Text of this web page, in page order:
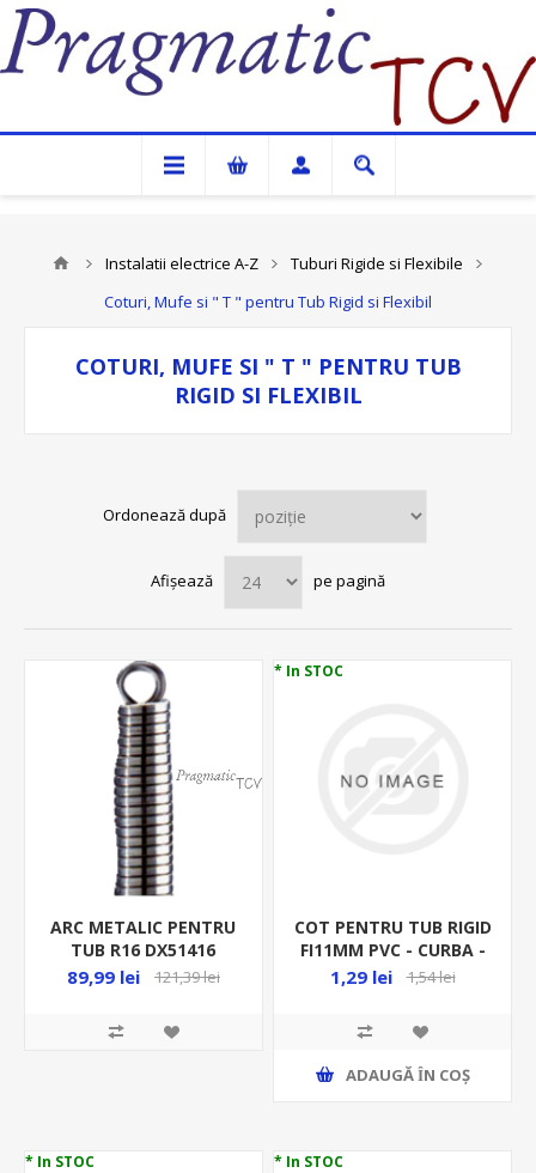
Pragmatic TCV
Instalatii electrice A-Z
Tuburi Rigide si Flexibile
Coturi, Mufe si " T " pentru Tub Rigid si Flexibil
COTURI, MUFE SI " T " PENTRU TUB
RIGID SI FLEXIBIL
Ordonează după
Afișează pe pagină
ARC METALIC PENTRU
TUB R16 DX51416
89,99 lei 121,39 lei
* In STOC
COT PENTRU TUB RIGID
FI11MM PVC - CURBA -
RACORD RIGID
1,29 lei 1,54 lei
ADAUGĂ ȊN COŞ
* In STOC * In STOC